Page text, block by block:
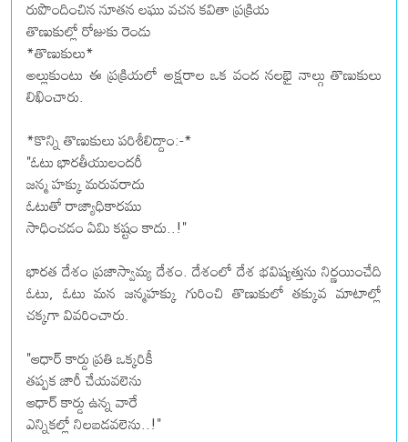
రుపొందించిన నూతన లఘు వచన కవితా ప్రక్రియ
తొణుకుల్లో రోజుకు రెండు
*తొణుకులు*
అల్లుకుంటు ఈ ప్రక్రియలో అక్షరాల ఒక వంద నలభై నాల్గు తొణుకులు
లిఖించారు.
*కొన్ని తొణుకులు పరిశీలిద్దాం:-*
"ఓటు భారతీయులందరీ
జన్మ హక్కు మరువరాదు
ఓటుతో రాజ్యాధికారము
సాధించడం ఏమి కష్టం కాదు..!"
భారత దేశం ప్రజాస్వామ్య దేశం. దేశంలో దేశ భవిష్యత్తును నిర్ణయించేది
ఓటు, ఓటు మన జన్మహక్కు గురించి తొణుకులో తక్కువ మాటాల్లో
చక్కగా వివరించారు.
"ఆధార్ కార్డు ప్రతి ఒక్కరికీ
తప్పక జారీ చేయవలెను
ఆధార్ కార్డు ఉన్న వారే
ఎన్నికల్లో నిలబడవలెను..!"